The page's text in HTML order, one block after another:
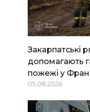
Закарпатські
допомагають
пожежі у
05.08.2026